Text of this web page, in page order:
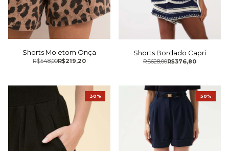
Shorts Moletom Onça
R$219,20
R$548,00
Shorts Bordado Capri
R$376,80
R$628,00
30% 50%